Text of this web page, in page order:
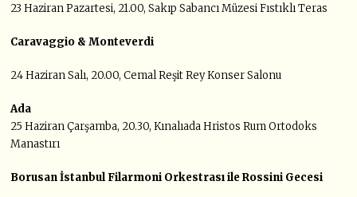
23 Haziran Pazartesi, 21.00, Sakıp Sabancı Müzesi Fıstıklı Teras
Caravaggio & Monteverdi
24 Haziran Salı, 20.00, Cemal Reşit Rey Konser Salonu
Ada
25 Haziran Çarşamba, 20.30, Kınalıada Hristos Rum Ortodoks
Manastırı
Borusan İstanbul Filarmoni Orkestrası ile Rossini Gecesi